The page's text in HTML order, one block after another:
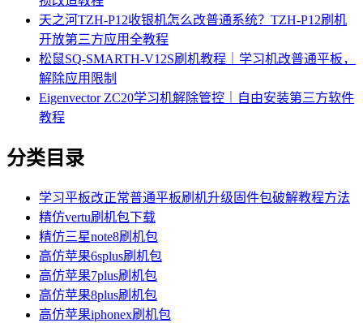
天之河TZH-P12收银机怎么改普通系统？TZH-P12刷机
开放第三方应用全教程
松鼠SQ-SMARTH-V12S刷机教程｜学习机改普通平板，
解除应用限制
Eigenvector ZC20学习机解除管控｜自由安装第三方软件
教程
分类目录
学习平板改正常普通平板刷机升级固件包破解教程方法
精仿vertu刷机包下载
精仿三星note8刷机包
高仿苹果6splus刷机包
高仿苹果7plus刷机包
高仿苹果8plus刷机包
高仿苹果iphonex刷机包